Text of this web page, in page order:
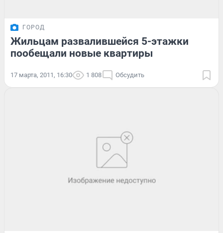
ГОРОД
Жильцам развалившейся 5-этажки
пообещали новые квартиры
17 марта, 2011, 16:30 1 808 Обсудить